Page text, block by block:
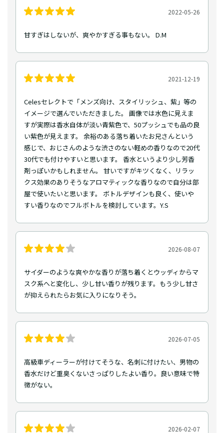
2022-05-26
甘すぎはしないが、爽やかすぎる事もない。 D.M
2021-12-19
Celesセレクトで「メンズ向け、スタイリッシュ、紫」等の
イメージで選んでいただきました。 画像では水色に見えま
すが実際は香水自体が淡い青紫色で、50プッシュでも品の良
い紫色が見えます。 余裕のある落ち着いたお兄さんという
感じで、おじさんのような渋さのない軽めの香りなので20代
30代でも付けやすいと思います。 香水というより少し芳香
剤っぽいかもしれません。 甘いですがキツくなく、リラッ
クス効果のありそうなアロマティックな香りなので自分は部
屋で使いたいと思います。 ボトルデザインも良く、使いや
すい香りなのでフルボトルを検討しています。Y.S
2026-08-07
サイダーのような爽やかな香りが落ち着くとウッディからマ
スク系へと変化し、少し甘い香りが残ります。もう少し甘さ
が抑えられたらお気に入りになりそう。
2026-07-05
高級車ディーラーが付けてそうな、名刺に付けたい、男物の
香水だけど重臭くないさっぱりしたよい香り。良い意味で特
徴がない。
2026-02-07